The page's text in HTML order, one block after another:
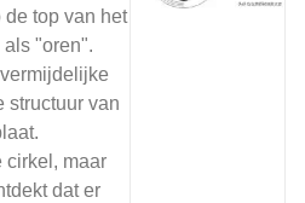
top van het
"oren".
structuur van
cirkel, maar
dat er